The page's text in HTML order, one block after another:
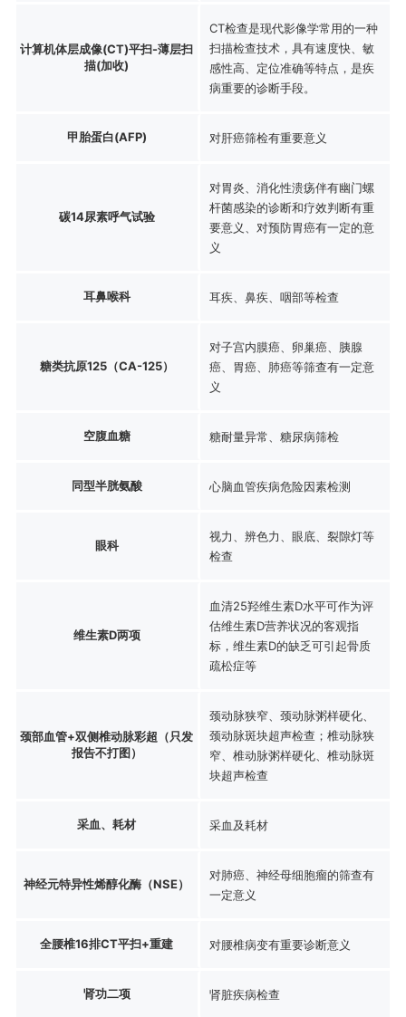
计算机体层成像(CT)平扫-薄层扫
描(加收)
CT检查是现代影像学常用的一种
扫描检查技术，具有速度快、敏
感性高、定位准确等特点，是疾
病重要的诊断手段。
甲胎蛋白(AFP) 对肝癌筛检有重要意义
碳14尿素呼气试验
对胃炎、消化性溃疡伴有幽门螺
杆菌感染的诊断和疗效判断有重
要意义、对预防胃癌有一定的意
义
耳鼻喉科 耳疾、鼻疾、咽部等检查
糖类抗原125（CA-125）
对子宫内膜癌、卵巢癌、胰腺
癌、胃癌、肺癌等筛查有一定意
义
空腹血糖 糖耐量异常、糖尿病筛检
同型半胱氨酸 心脑血管疾病危险因素检测
眼科
视力、辨色力、眼底、裂隙灯等
检查
维生素D两项
血清25羟维生素D水平可作为评
估维生素D营养状况的客观指
标，维生素D的缺乏可引起骨质
疏松症等
颈部血管+双侧椎动脉彩超（只发
报告不打图）
颈动脉狭窄、颈动脉粥样硬化、
颈动脉斑块超声检查；椎动脉狭
窄、椎动脉粥样硬化、椎动脉斑
块超声检查
采血、耗材 采血及耗材
神经元特异性烯醇化酶（NSE）
对肺癌、神经母细胞瘤的筛查有
一定意义
全腰椎16排CT平扫+重建 对腰椎病变有重要诊断意义
肾功二项 肾脏疾病检查